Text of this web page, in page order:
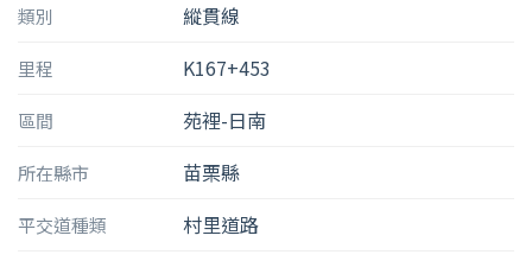
類別 縱貫線
里程 K167+453
區間 苑裡-日南
所在縣市 苗栗縣
平交道種類 村里道路